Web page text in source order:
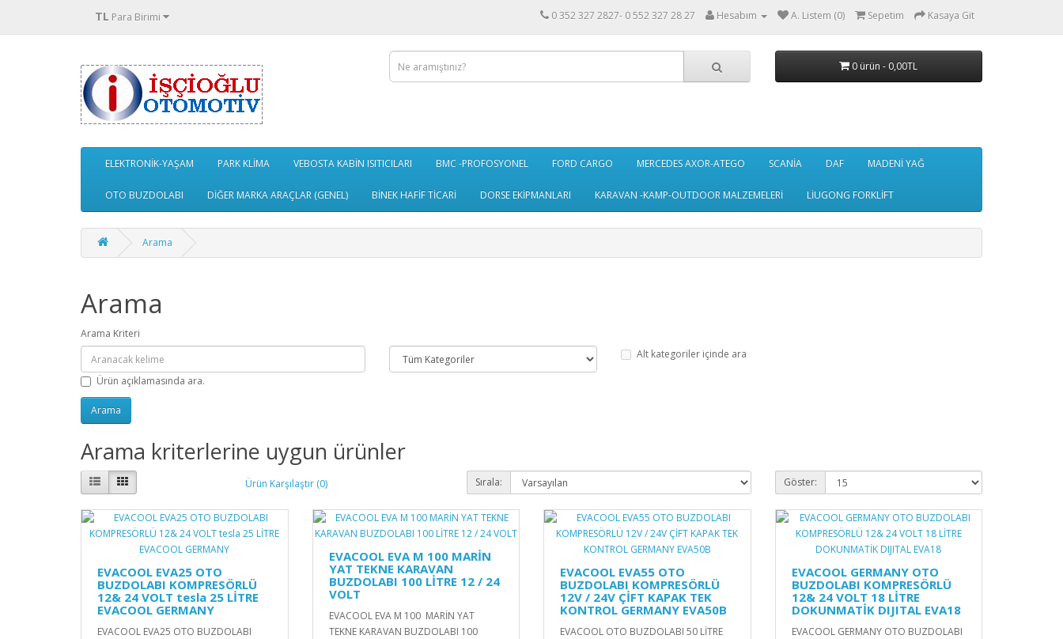
TL Para Birimi 0 352 327 2827- 0 552 327 28 27 Hesabım A. Listem (0) Sepetim Kasaya Git
0 ürün - 0,00TL
ELEKTRONİK-YAŞAM PARK KLİMA VEBOSTA KABİN ISITICILARI BMC -PROFOSYONEL FORD CARGO MERCEDES AXOR-ATEGO SCANİA DAF MADENİ YAĞ
OTO BUZDOLABI DİĞER MARKA ARAÇLAR (GENEL) BİNEK HAFİF TİCARİ DORSE EKİPMANLARI KARAVAN -KAMP-OUTDOOR MALZEMELERİ LİUGONG FORKLİFT
Arama
Arama
Arama Kriteri
Alt kategoriler içinde ara
Ürün açıklamasında ara.
Arama kriterlerine uygun ürünler
Ürün Karşılaştır (0) Sırala: Göster:
EVACOOL EVA25 OTO
BUZDOLABI KOMPRESÖRLÜ
12& 24 VOLT tesla 25 LİTRE
EVACOOL GERMANY
EVACOOL EVA25 OTO BUZDOLABI
EVACOOL EVA M 100 MARİN
YAT TEKNE KARAVAN
BUZDOLABI 100 LİTRE 12 / 24
VOLT
EVACOOL EVA M 100 MARİN YAT
TEKNE KARAVAN BUZDOLABI 100
EVACOOL EVA55 OTO
BUZDOLABI KOMPRESÖRLÜ
12V / 24V ÇİFT KAPAK TEK
KONTROL GERMANY EVA50B
EVACOOL OTO BUZDOLABI 50 LİTRE
EVACOOL GERMANY OTO
BUZDOLABI KOMPRESÖRLÜ
12& 24 VOLT 18 LİTRE
DOKUNMATİK DIJITAL EVA18
EVACOOL GERMANY OTO BUZDOLABI